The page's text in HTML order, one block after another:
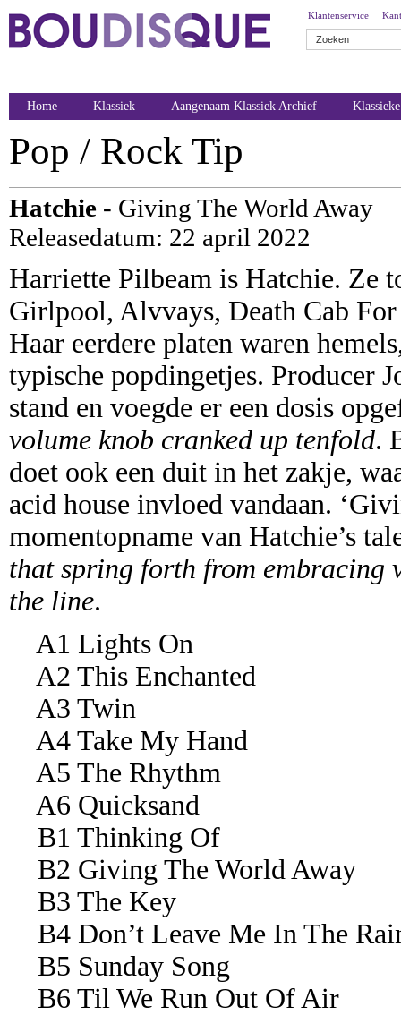
Klantenservice
Home Klassiek Aangenaam Klassiek Archief
Pop / Rock Tip
Hatchie - Giving The World Away
Releasedatum: 22 april 2022
Harriette Pilbeam is Hatchie. Ze
Girlpool, Alvvays, Death Cab
Haar eerdere platen waren
typische popdingetjes. Producer
stand en voegde er een dosis
volume knob cranked up tenfold.
doet ook een duit in het zakje,
acid house invloed vandaan.
momentopname van Hatchie’s
that spring forth from
the line.
A1 Lights On
A2 This Enchanted
A3 Twin
A4 Take My Hand
A5 The Rhythm
A6 Quicksand
B1 Thinking Of
B2 Giving The World Away
B3 The Key
B4 Don’t Leave Me In The
B5 Sunday Song
B6 Til We Run Out Of Air